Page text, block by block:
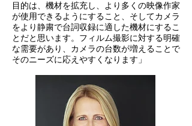
目的は、機材を拡充し、より多くの映像作家
が使用できるようにすること、そしてカメラ
をより静粛で台詞収録に適した機材にするこ
とだと思います。フィルム撮影に対する明確
な需要があり、カメラの台数が増えることで
そのニーズに応えやすくなります」